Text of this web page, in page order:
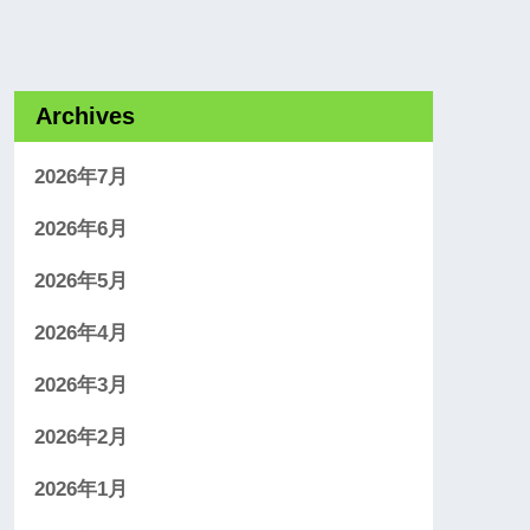
Archives
2026年7月
2026年6月
2026年5月
2026年4月
2026年3月
2026年2月
2026年1月